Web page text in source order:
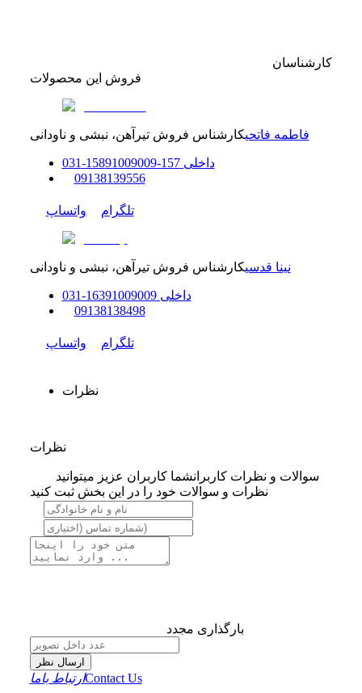
کارشناسان
فروش این محصولات
فاطمه فاتحیکارشناس فروش تیرآهن، نبشی و ناودانی
داخلی157-158
91009009
-
031
09138139556
تلگرام واتساپ
نینا قدسیکارشناس فروش تیرآهن، نبشی و ناودانی
داخلی 16391009009
-
031
09138138498
تلگرام واتساپ
نظرات
نظرات
سوالات و نظرات کاربرانشما کاربران عزیز میتوانید
نظرات و سوالات خود را در این بخش ثبت کنید
بارگذاری مجدد
ارسال نظر
ارتباط باماContact Us